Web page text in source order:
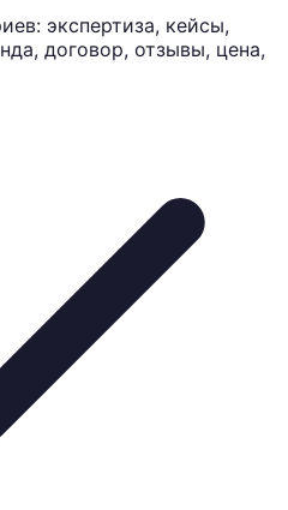
экспертиза, кейсы,
договор, отзывы, цена,